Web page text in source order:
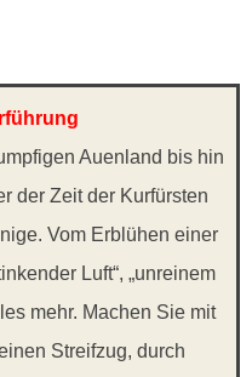
Auenland bis hin
der Zeit der Kurfürsten
Vom Erblühen einer
Luft“, „unreinem
mehr. Machen Sie mit
Streifzug, durch